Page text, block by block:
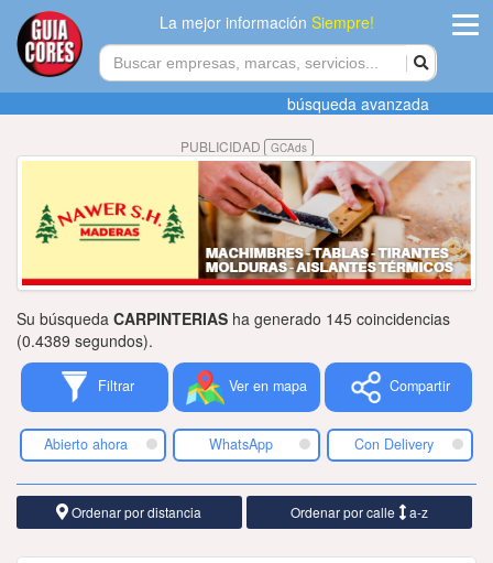
La mejor informaciónSiempre!
Agregar
empresa
Actualizar
datos
Publicidad
Tiendacores
Contactenos
búsqueda avanzada
PUBLICIDAD GCAds
Su búsqueda CARPINTERIAS ha generado 145 coincidencias
(0.4389 segundos).
Filtrar Ver en mapa Compartir
Abierto ahora WhatsApp Con Delivery
Ordenar por distancia Ordenar por calle a-z